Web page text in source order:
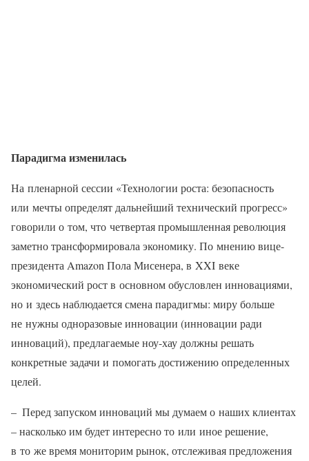
Парадигма изменилась
На пленарной сессии «Технологии роста: безопасность
или мечты определят дальнейший технический прогресс»
говорили о том, что четвертая промышленная революция
заметно трансформировала экономику. По мнению вице-
президента Amazon Пола Мисенера, в XXI веке
экономический рост в основном обусловлен инновациями,
но и здесь наблюдается смена парадигмы: миру больше
не нужны одноразовые инновации (инновации ради
инноваций), предлагаемые ноу-хау должны решать
конкретные задачи и помогать достижению определенных
целей.
– Перед запуском инноваций мы думаем о наших клиентах
– насколько им будет интересно то или иное решение,
в то же время мониторим рынок, отслеживая предложения